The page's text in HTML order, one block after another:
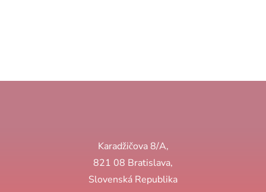
Karadžičova 8/A,
821 08 Bratislava,
Slovenská Republika